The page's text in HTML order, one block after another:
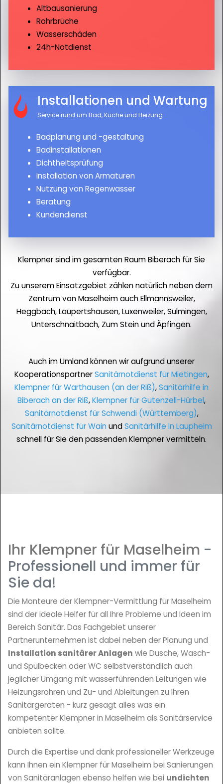
Altbausanierung
Rohrbrüche
Wasserschäden
24h-Notdienst
Installationen und Wartung
Service rund um Bad, Küche und Heizung
Badplanung und -gestaltung
Badinstallationen
Dichtheitsprüfung
Installation von Armaturen
Nutzung von Regenwasser
Beratung
Kundendienst
Klempner sind im gesamten Raum Biberach für Sie
verfügbar.
Zu unserem Einsatzgebiet zählen natürlich neben dem
Zentrum von Maselheim auch Ellmannsweiler,
Heggbach, Laupertshausen, Luxenweiler, Sulmingen,
Unterschnaitbach, Zum Stein und Äpfingen.
Auch im Umland können wir aufgrund unserer
KooperationspartnerSanitärnotdienst für Mietingen,
Klempner für Warthausen (an der Riß),Sanitärhilfe in
Biberach an der Riß,Klempner für Gutenzell-Hürbel,
Sanitärnotdienst für Schwendi (Württemberg),
Sanitärnotdienst für Wain undSanitärhilfe in Laupheim
schnell für Sie den passenden Klempner vermitteln.
Ihr Klempner für Maselheim -
Professionell und immer für
Sie da!
Die Monteure der Klempner-Vermittlung für Maselheim
sind der ideale Helfer für all Ihre Probleme und Ideen im
Bereich Sanitär. Das Fachgebiet unserer
Partnerunternehmen ist dabei neben der Planung und
Installation sanitärer Anlagen wie Dusche, Wasch-
und Spülbecken oder WC selbstverständlich auch
jeglicher Umgang mit wasserführenden Leitungen wie
Heizungsrohren und Zu- und Ableitungen zu Ihren
Sanitärgeräten - kurz gesagt alles was ein
kompetenter Klempner in Maselheim als Sanitärservice
anbieten sollte.
Durch die Expertise und dank professioneller Werkzeuge
kann Ihnen ein Klempner für Maselheim bei Sanierungen
von Sanitäranlagen ebenso helfen wie bei undichten